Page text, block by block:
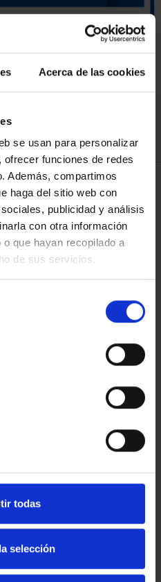
Acerca de las cookies
se usan para personalizar
funciones de redes
Además, compartimos
haga del sitio web con
publicidad y análisis
con otra información
que hayan recopilado a
de sus servicios.
todas
selección
SUSCRIPCIÓN
CAPITALES DE
PROVINCIA 2
Sólo para usuarios
registrados